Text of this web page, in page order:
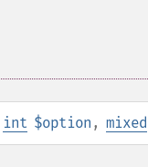
int $option , mixed